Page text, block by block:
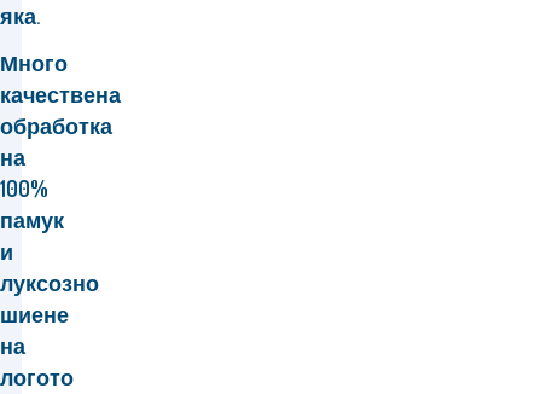
яка.
Много
качествена
обработка
на
100%
памук
и
луксозно
шиене
на
логото